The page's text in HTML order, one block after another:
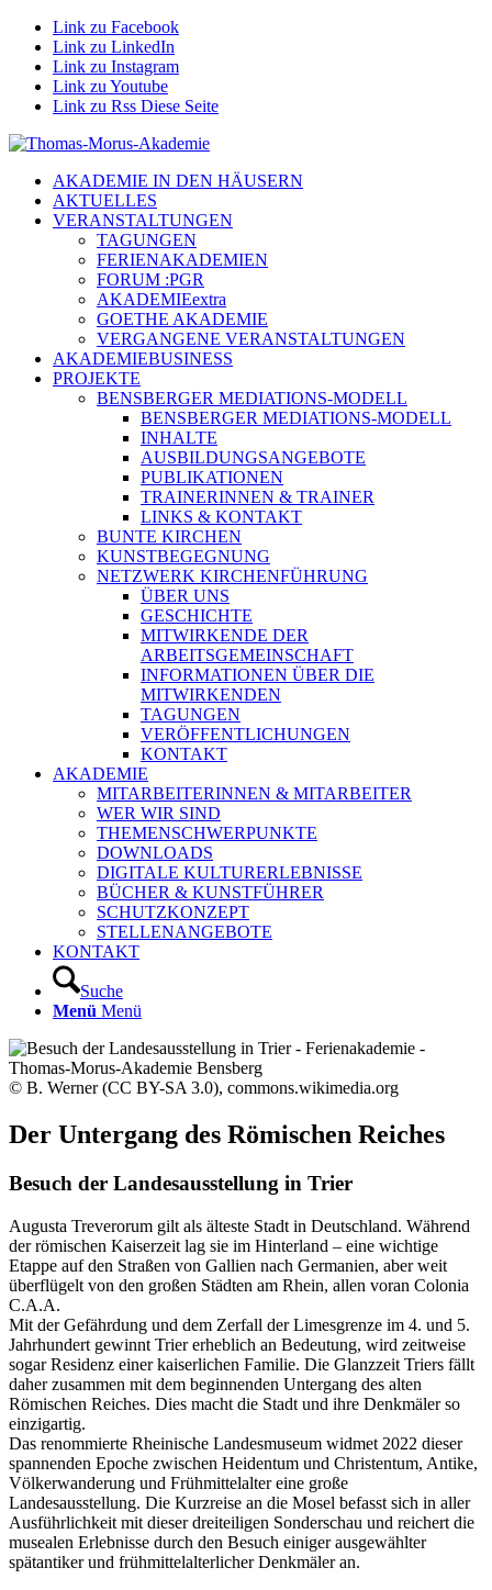
Link zu Facebook
Link zu LinkedIn
Link zu Instagram
Link zu Youtube
Link zu Rss Diese Seite
AKADEMIE IN DEN HÄUSERN
AKTUELLES
VERANSTALTUNGEN
TAGUNGEN
FERIENAKADEMIEN
FORUM :PGR
AKADEMIEextra
GOETHE AKADEMIE
VERGANGENE VERANSTALTUNGEN
AKADEMIEBUSINESS
PROJEKTE
BENSBERGER MEDIATIONS-MODELL
BENSBERGER MEDIATIONS-MODELL
INHALTE
AUSBILDUNGSANGEBOTE
PUBLIKATIONEN
TRAINERINNEN & TRAINER
LINKS & KONTAKT
BUNTE KIRCHEN
KUNSTBEGEGNUNG
NETZWERK KIRCHENFÜHRUNG
ÜBER UNS
GESCHICHTE
MITWIRKENDE DER
ARBEITSGEMEINSCHAFT
INFORMATIONEN ÜBER DIE
MITWIRKENDEN
TAGUNGEN
VERÖFFENTLICHUNGEN
KONTAKT
AKADEMIE
MITARBEITERINNEN & MITARBEITER
WER WIR SIND
THEMENSCHWERPUNKTE
DOWNLOADS
DIGITALE KULTURERLEBNISSE
BÜCHER & KUNSTFÜHRER
SCHUTZKONZEPT
STELLENANGEBOTE
KONTAKT
Suche
Menü Menü
© B. Werner (CC BY-SA 3.0), commons.wikimedia.org
Der Untergang des Römischen Reiches
Besuch der Landesausstellung in Trier
Augusta Treverorum gilt als älteste Stadt in Deutschland. Während
der römischen Kaiserzeit lag sie im Hinterland – eine wichtige
Etappe auf den Straßen von Gallien nach Germanien, aber weit
überflügelt von den großen Städten am Rhein, allen voran Colonia
C.A.A.
Mit der Gefährdung und dem Zerfall der Limesgrenze im 4. und 5.
Jahrhundert gewinnt Trier erheblich an Bedeutung, wird zeitweise
sogar Residenz einer kaiserlichen Familie. Die Glanzzeit Triers fällt
daher zusammen mit dem beginnenden Untergang des alten
Römischen Reiches. Dies macht die Stadt und ihre Denkmäler so
einzigartig.
Das renommierte Rheinische Landesmuseum widmet 2022 dieser
spannenden Epoche zwischen Heidentum und Christentum, Antike,
Völkerwanderung und Frühmittelalter eine große
Landesausstellung. Die Kurzreise an die Mosel befasst sich in aller
Ausführlichkeit mit dieser dreiteiligen Sonderschau und reichert die
musealen Erlebnisse durch den Besuch einiger ausgewählter
spätantiker und frühmittelalterlicher Denkmäler an.